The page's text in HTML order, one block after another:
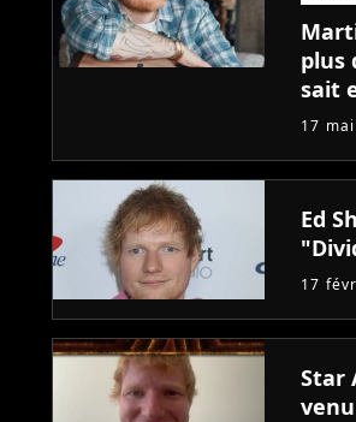
plus
sait
17
Ed
17
Star